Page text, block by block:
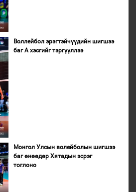
Воллейбол эрэгтэйчүүдийн шигшээ
баг А хэсгийг тэргүүллээ
Монгол Улсын волейболын шигшээ
баг өнөөдөр Хятадын эсрэг
тоглоно